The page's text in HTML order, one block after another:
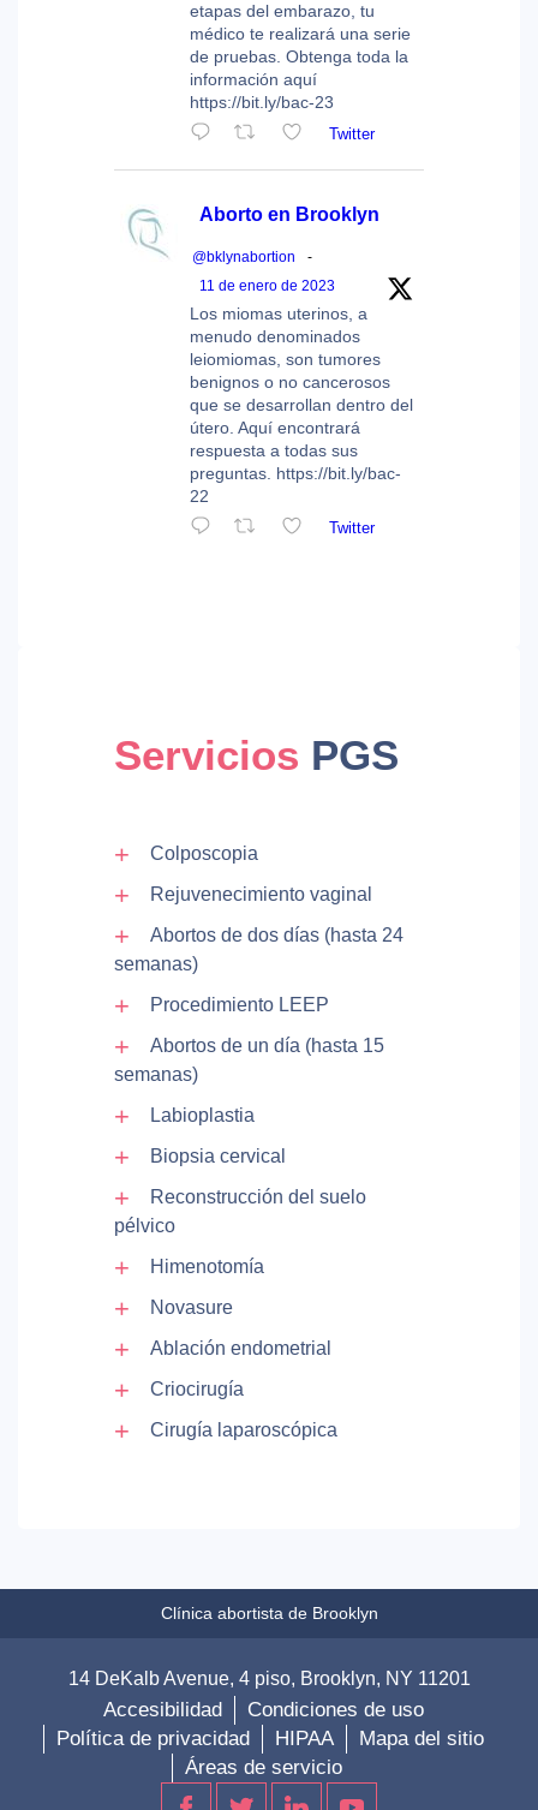
etapas del embarazo, tu
médico te realizará una serie
de pruebas. Obtenga toda la
información aquí
https://bit.ly/bac-23
Twitter
Aborto en Brooklyn
@bklynabortion
-
11 de enero de 2023
Los miomas uterinos, a
menudo denominados
leiomiomas, son tumores
benignos o no cancerosos
que se desarrollan dentro del
útero. Aquí encontrará
respuesta a todas sus
preguntas. https://bit.ly/bac-
22
Twitter
Servicios PGS
Colposcopia
Rejuvenecimiento vaginal
Abortos de dos días (hasta 24
semanas)
Procedimiento LEEP
Abortos de un día (hasta 15
semanas)
Labioplastia
Biopsia cervical
Reconstrucción del suelo
pélvico
Himenotomía
Novasure
Ablación endometrial
Criocirugía
Cirugía laparoscópica
Clínica abortista de Brooklyn
14 DeKalb Avenue, 4 piso, Brooklyn, NY 11201
Accesibilidad
Condiciones de uso
Política de privacidad
HIPAA
Mapa del sitio
Áreas de servicio